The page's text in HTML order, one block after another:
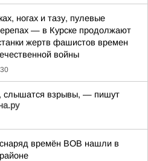
ногах и тазу, пулевые
— в Курске продолжают
жертв фашистов времен
войны
слышатся взрывы, — пишут
времён ВОВ нашли в